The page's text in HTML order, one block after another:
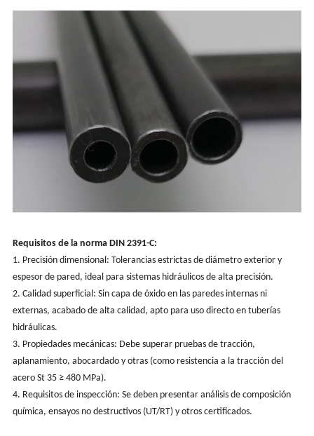
Requisitos de la norma DIN 2391-C:
1. Precisión dimensional: Tolerancias estrictas de diámetro exterior y
espesor de pared, ideal para sistemas hidráulicos de alta precisión.
2. Calidad superficial: Sin capa de óxido en las paredes internas ni
externas, acabado de alta calidad, apto para uso directo en tuberías
hidráulicas.
3. Propiedades mecánicas: Debe superar pruebas de tracción,
aplanamiento, abocardado y otras (como resistencia a la tracción del
acero St 35 ≥ 480 MPa).
4. Requisitos de inspección: Se deben presentar análisis de composición
química, ensayos no destructivos (UT/RT) y otros certificados.